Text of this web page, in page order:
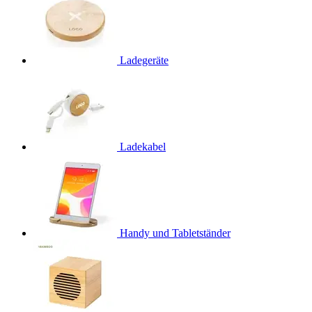
Ladegeräte
Ladekabel
Handy und Tabletständer